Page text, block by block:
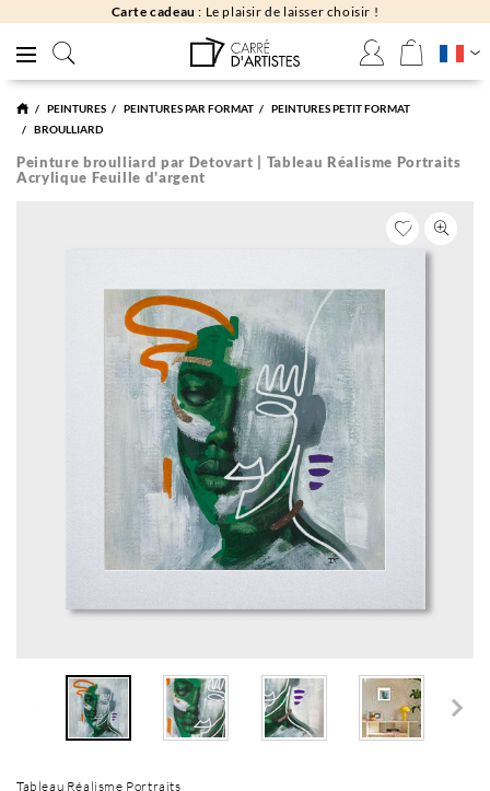
Carte cadeau : Le plaisir de laisser choisir !
PEINTURES PEINTURES PAR FORMAT
PEINTURES PETIT FORMAT
BROULLIARD
Peinture broulliard par Detovart | Tableau Réalisme Portraits
Acrylique Feuille d'argent
Tableau Réalisme Portraits